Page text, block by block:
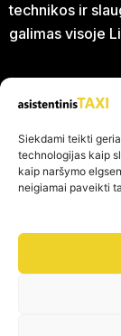
Siekdami teikti
technologijas kaip
kaip naršymo
neigiamai paveikti
technikos ir
galimas visoje